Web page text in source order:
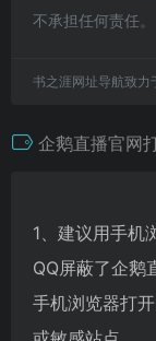
不承担任何责任。
书之涯网址导航致力
企鹅直播官网
1、建议用手机
QQ屏蔽了企鹅
手机浏览器打